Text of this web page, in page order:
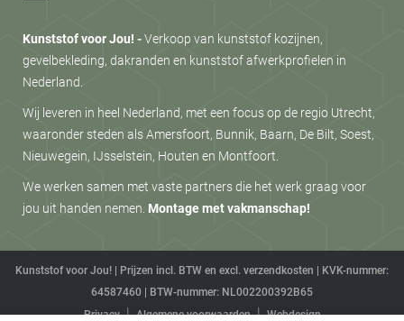
Kunststof voor Jou! -Verkoop van kunststof kozijnen,
gevelbekleding, dakranden en kunststof afwerkprofielen in
Nederland.
Wij leveren in heel Nederland, met een focus op de regio Utrecht,
waaronder steden als Amersfoort, Bunnik, Baarn, De Bilt, Soest,
Nieuwegein, IJsselstein, Houten en Montfoort.
We werken samen met vaste partners die het werk graag voor
jou uit handen nemen. Montage met vakmanschap!
Kunststof voor Jou! | Prijzen incl. BTW en excl. verzendkosten | KVK-nummer:
64587460 | BTW-nummer: NL002200392B65
Privacy
Algemene voorwaarden Webdesign